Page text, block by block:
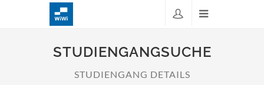
STUDIENGANGSUCHE
STUDIENGANG DETAILS